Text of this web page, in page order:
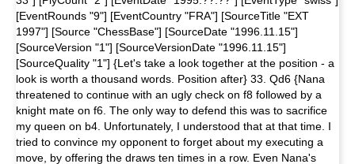
[EventRounds "9"] [EventCountry "FRA"] [SourceTitle "EXT
1997"] [Source "ChessBase"] [SourceDate "1996.11.15"]
[SourceVersion "1"] [SourceVersionDate "1996.11.15"]
[SourceQuality "1"] {Let's take a look together at the position - a
look is worth a thousand words. Position after} 33. Qd6 {Nana
threatened to continue with an ugly check on f8 followed by a
knight mate on f6. The only way to defend this was to sacrifice
my queen on b4. Unfortunately, I understood that at that time. I
tried to convince my opponent to forget about my executing a
move, by offering the draws ten times in a row. Even Nana's